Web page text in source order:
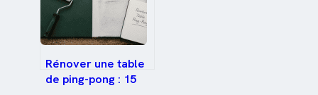
Rénover une table
de ping-pong : 15